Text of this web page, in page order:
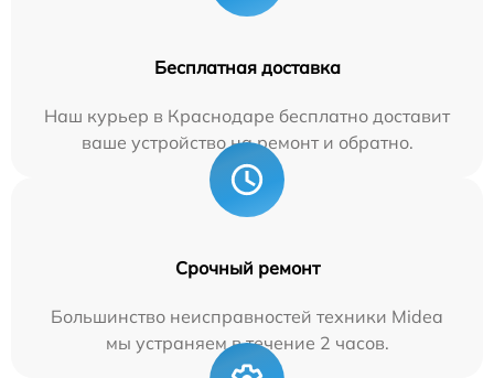
Бесплатная доставка
Наш курьер в Краснодаре бесплатно доставит
ваше устройство на ремонт и обратно.
Срочный ремонт
Большинство неисправностей техники Midea
мы устраняем в течение 2 часов.